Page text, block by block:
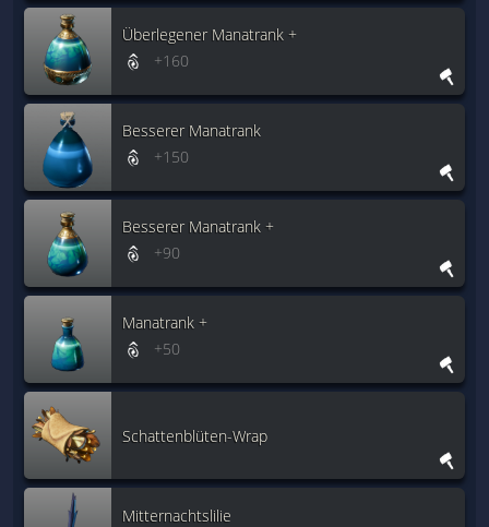
Überlegener Manatrank +
+160
Besserer Manatrank
+150
Besserer Manatrank +
+90
Manatrank +
+50
Schattenblüten-Wrap
Mitternachtslilie